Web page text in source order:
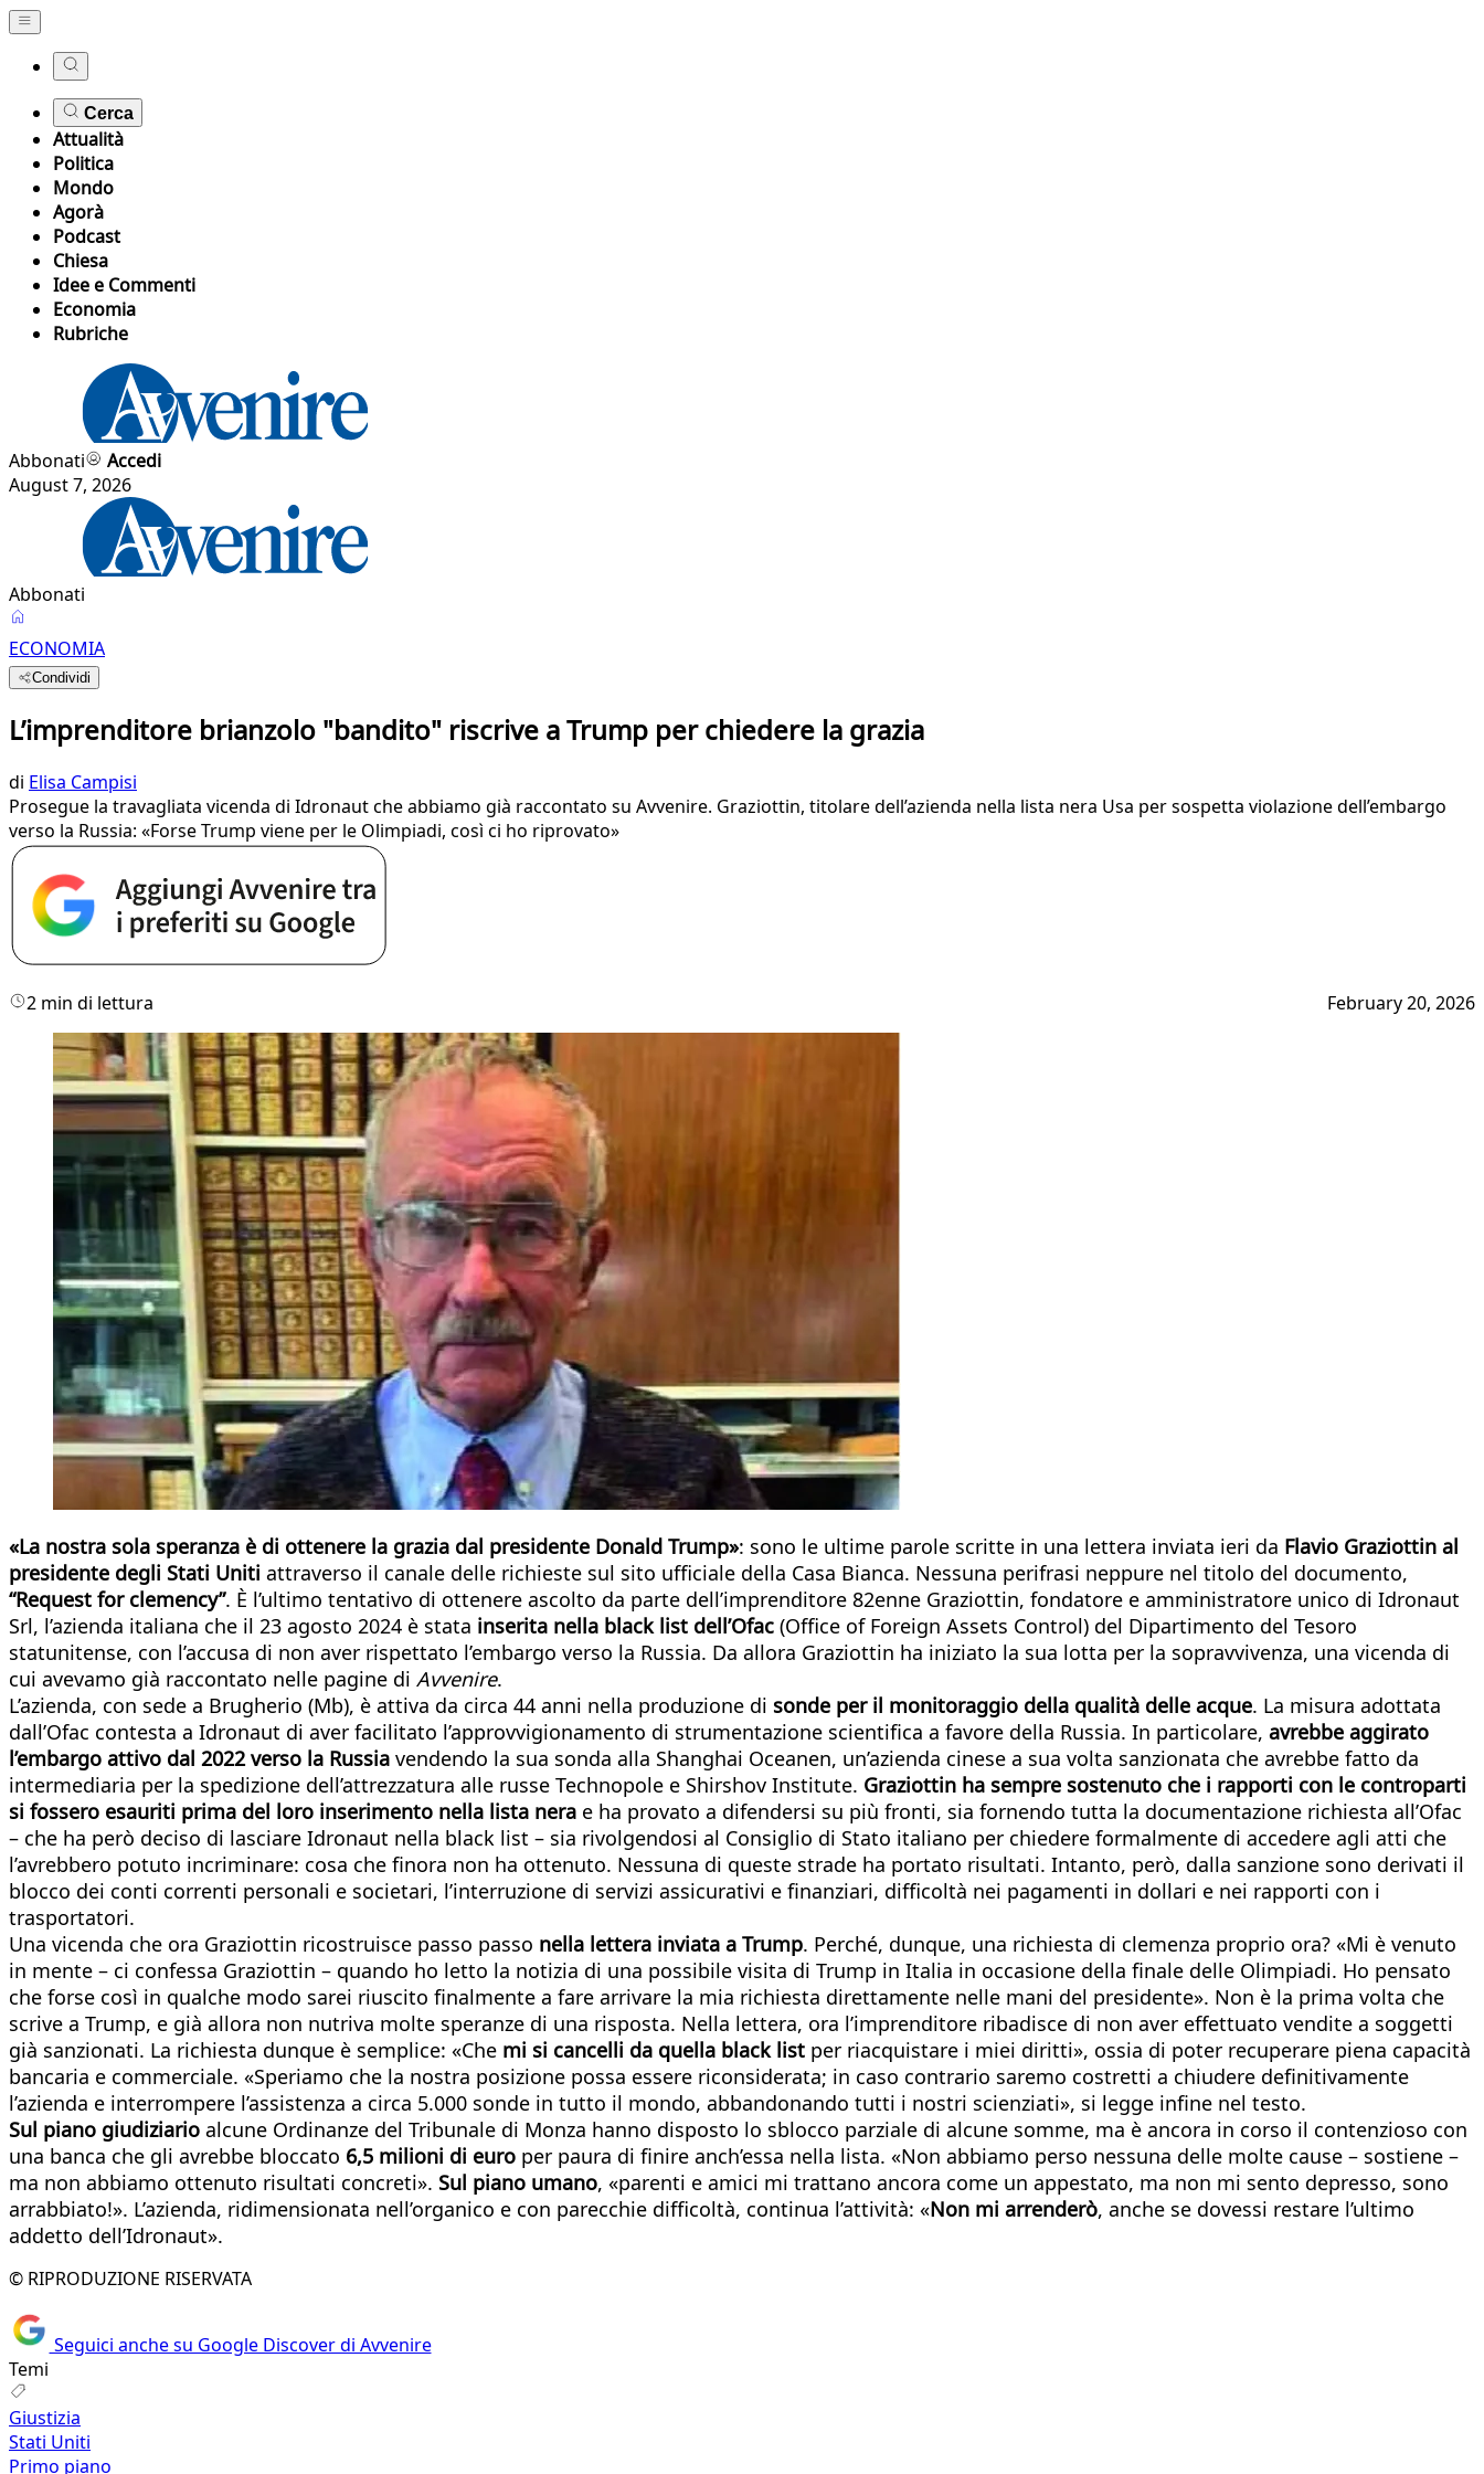
Cerca
Attualità
Politica
Mondo
Agorà
Podcast
Chiesa
Idee e Commenti
Economia
Rubriche
Abbonati
Accedi
August 7, 2026
Abbonati
ECONOMIA
Condividi
L’imprenditore brianzolo "bandito" riscrive a Trump per chiedere la grazia
di Elisa Campisi
Prosegue la travagliata vicenda di Idronaut che abbiamo già raccontato su Avvenire. Graziottin, titolare dell’azienda nella lista nera Usa per sospetta violazione dell’embargo
verso la Russia: «Forse Trump viene per le Olimpiadi, così ci ho riprovato»
2 min di lettura February 20, 2026
«La nostra sola speranza è di ottenere la grazia dal presidente Donald Trump»: sono le ultime parole scritte in una lettera inviata ieri da Flavio Graziottin al
presidente degli Stati Uniti attraverso il canale delle richieste sul sito ufficiale della Casa Bianca. Nessuna perifrasi neppure nel titolo del documento,
“Request for clemency”. È l’ultimo tentativo di ottenere ascolto da parte dell’imprenditore 82enne Graziottin, fondatore e amministratore unico di Idronaut
Srl, l’azienda italiana che il 23 agosto 2024 è stata inserita nella black list dell’Ofac (Office of Foreign Assets Control) del Dipartimento del Tesoro
statunitense, con l’accusa di non aver rispettato l’embargo verso la Russia. Da allora Graziottin ha iniziato la sua lotta per la sopravvivenza, una vicenda di
cui avevamo già raccontato nelle pagine di Avvenire.
L’azienda, con sede a Brugherio (Mb), è attiva da circa 44 anni nella produzione di sonde per il monitoraggio della qualità delle acque. La misura adottata
dall’Ofac contesta a Idronaut di aver facilitato l’approvvigionamento di strumentazione scientifica a favore della Russia. In particolare, avrebbe aggirato
l’embargo attivo dal 2022 verso la Russia vendendo la sua sonda alla Shanghai Oceanen, un’azienda cinese a sua volta sanzionata che avrebbe fatto da
intermediaria per la spedizione dell’attrezzatura alle russe Technopole e Shirshov Institute. Graziottin ha sempre sostenuto che i rapporti con le controparti
si fossero esauriti prima del loro inserimento nella lista nera e ha provato a difendersi su più fronti, sia fornendo tutta la documentazione richiesta all’Ofac
– che ha però deciso di lasciare Idronaut nella black list – sia rivolgendosi al Consiglio di Stato italiano per chiedere formalmente di accedere agli atti che
l’avrebbero potuto incriminare: cosa che finora non ha ottenuto. Nessuna di queste strade ha portato risultati. Intanto, però, dalla sanzione sono derivati il
blocco dei conti correnti personali e societari, l’interruzione di servizi assicurativi e finanziari, difficoltà nei pagamenti in dollari e nei rapporti con i
trasportatori.
Una vicenda che ora Graziottin ricostruisce passo passo nella lettera inviata a Trump. Perché, dunque, una richiesta di clemenza proprio ora? «Mi è venuto
in mente – ci confessa Graziottin – quando ho letto la notizia di una possibile visita di Trump in Italia in occasione della finale delle Olimpiadi. Ho pensato
che forse così in qualche modo sarei riuscito finalmente a fare arrivare la mia richiesta direttamente nelle mani del presidente». Non è la prima volta che
scrive a Trump, e già allora non nutriva molte speranze di una risposta. Nella lettera, ora l’imprenditore ribadisce di non aver effettuato vendite a soggetti
già sanzionati. La richiesta dunque è semplice: «Che mi si cancelli da quella black list per riacquistare i miei diritti», ossia di poter recuperare piena capacità
bancaria e commerciale. «Speriamo che la nostra posizione possa essere riconsiderata; in caso contrario saremo costretti a chiudere definitivamente
l’azienda e interrompere l’assistenza a circa 5.000 sonde in tutto il mondo, abbandonando tutti i nostri scienziati», si legge infine nel testo.
Sul piano giudiziario alcune Ordinanze del Tribunale di Monza hanno disposto lo sblocco parziale di alcune somme, ma è ancora in corso il contenzioso con
una banca che gli avrebbe bloccato 6,5 milioni di euro per paura di finire anch’essa nella lista. «Non abbiamo perso nessuna delle molte cause – sostiene –
ma non abbiamo ottenuto risultati concreti». Sul piano umano, «parenti e amici mi trattano ancora come un appestato, ma non mi sento depresso, sono
arrabbiato!». L’azienda, ridimensionata nell’organico e con parecchie difficoltà, continua l’attività: «Non mi arrenderò, anche se dovessi restare l’ultimo
addetto dell’Idronaut».
© RIPRODUZIONE RISERVATA
Seguici anche su Google Discover di Avvenire
Temi
Giustizia
Stati Uniti
Primo piano